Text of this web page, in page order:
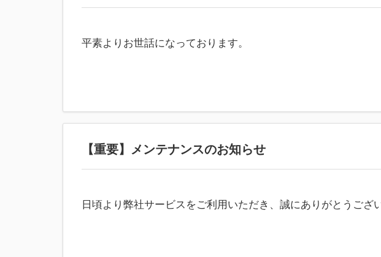
平素よりお世話になっております。
【重要】メンテナンスのお知らせ
日頃より弊社サービスをご利用いただき、誠にありがとうござ